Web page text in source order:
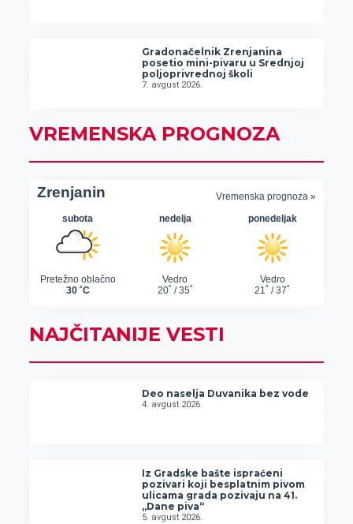
Gradonačelnik Zrenjanina
posetio mini-pivaru u Srednjoj
poljoprivrednoj školi
7. avgust 2026.
VREMENSKA PROGNOZA
NAJČITANIJE VESTI
Deo naselja Duvanika bez vode
4. avgust 2026.
Iz Gradske bašte ispraćeni
pozivari koji besplatnim pivom
ulicama grada pozivaju na 41.
„Dane piva“
5. avgust 2026.